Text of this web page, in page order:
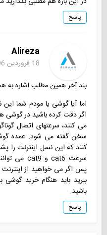
پاسخ
Alireza
18 فروردین 1396 در 12:22 ب.ظ
بند آخر همین مطلب اشاره به
اما آیا گوشی یا مودم شما
کنند که این نسل اینترنت را
پس اگر می خواهید از
ببرید باید هنگام خرید
باشید.
پاسخ